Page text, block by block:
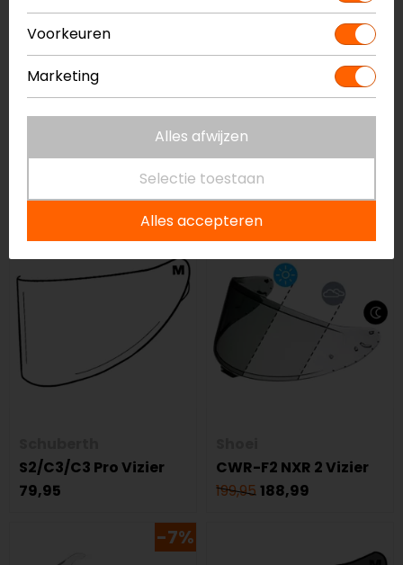
79,0074,99
HJC
HJ-31 I70 Vizier
69,9565,99
S2/C3/C3 Pro Vizier
79,95
-5%
CWR-F2 NXR 2 Vizier
199,95 188,99
-7%
Voorkeuren
Marketing
Alles afwijzen
Selectie toestaan
Alles accepteren